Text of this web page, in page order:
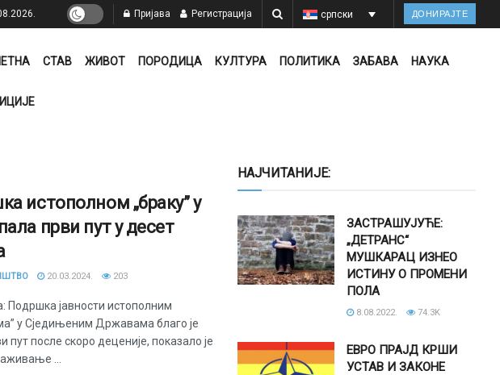
Пријава Регистрација српски ДОНИРАЈТЕ
СТАВ ЖИВОТ ПОРОДИЦА КУЛТУРА ПОЛИТИКА ЗАБАВА НАУКА
истополном „браку” у
први пут у десет
20.03.2024. 203
Подршка јавности истополним
у Сједињеним Државама благо је
пут после скоро деценије, показало је
...
НАЈЧИТАНИЈЕ:
ЗАСТРАШУЈУЋЕ:
„ДЕТРАНС“
МУШКАРАЦ ИЗНЕО
ИСТИНУ О ПРОМЕНИ
ПОЛА
8.08.2022. 74.3K
ЕВРО ПРАЈД КРШИ
УСТАВ И ЗАКОНЕ